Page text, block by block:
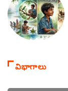
విభాగాలు